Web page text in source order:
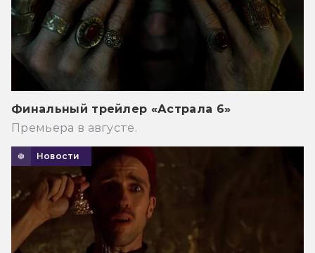
Финальный трейлер «Астрала 6»
Премьера в августе.
Новости